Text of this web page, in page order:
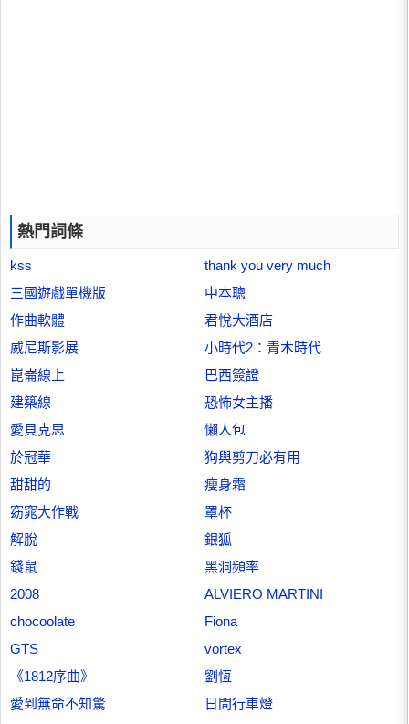
熱門詞條
kss
thank you very much
三國遊戲單機版
中本聰
作曲軟體
君悅大酒店
威尼斯影展
小時代2：青木時代
崑崙線上
巴西簽證
建築線
恐怖女主播
愛貝克思
懶人包
於冠華
狗與剪刀必有用
甜甜的
瘦身霜
窈窕大作戰
罩杯
解脫
銀狐
錢鼠
黑洞頻率
2008
ALVIERO MARTINI
chocoolate
Fiona
GTS
vortex
《1812序曲》
劉恆
愛到無命不知驚
日間行車燈